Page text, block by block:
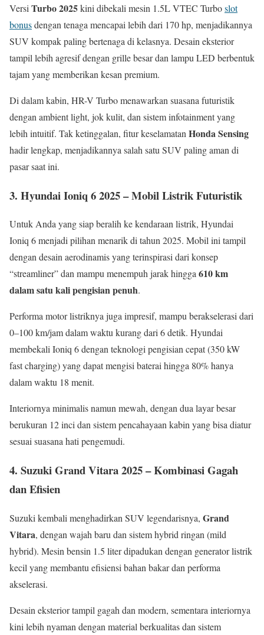
Versi Turbo 2025kini dibekali mesin 1.5L VTEC Turboslot
bonusdengan tenaga mencapai lebih dari 170 hp, menjadikannya
SUV kompak paling bertenaga di kelasnya. Desain eksterior
tampil lebih agresif dengan grille besar dan lampu LED berbentuk
tajam yang memberikan kesan premium.
Di dalam kabin, HR-V Turbo menawarkan suasana futuristik
dengan ambient light, jok kulit, dan sistem infotainment yang
lebih intuitif. Tak ketinggalan, fitur keselamatan Honda Sensing
hadir lengkap, menjadikannya salah satu SUV paling aman di
pasar saat ini.
3. Hyundai Ioniq 6 2025 – Mobil Listrik Futuristik
Untuk Anda yang siap beralih ke kendaraan listrik, Hyundai
Ioniq 6 menjadi pilihan menarik di tahun 2025. Mobil ini tampil
dengan desain aerodinamis yang terinspirasi dari konsep
“streamliner” dan mampu menempuh jarak hingga610 km
dalam satu kali pengisian penuh.
Performa motor listriknya juga impresif, mampu berakselerasi dari
0–100 km/jam dalam waktu kurang dari 6 detik. Hyundai
membekali Ioniq 6 dengan teknologi pengisian cepat (350 kW
fast charging) yang dapat mengisi baterai hingga 80% hanya
dalam waktu 18 menit.
Interiornya minimalis namun mewah, dengan dua layar besar
berukuran 12 inci dan sistem pencahayaan kabin yang bisa diatur
sesuai suasana hati pengemudi.
4. Suzuki Grand Vitara 2025 – Kombinasi Gagah
dan Efisien
Suzuki kembali menghadirkan SUV legendarisnya, Grand
Vitara, dengan wajah baru dan sistem hybrid ringan (mild
hybrid). Mesin bensin 1.5 liter dipadukan dengan generator listrik
kecil yang membantu efisiensi bahan bakar dan performa
akselerasi.
Desain eksterior tampil gagah dan modern, sementara interiornya
kini lebih nyaman dengan material berkualitas dan sistem